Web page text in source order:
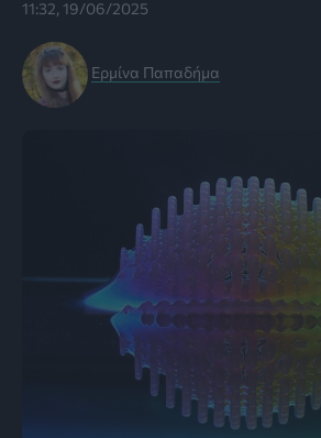
11:32, 19/06/2025
Ερμίνα Παπαδήμα